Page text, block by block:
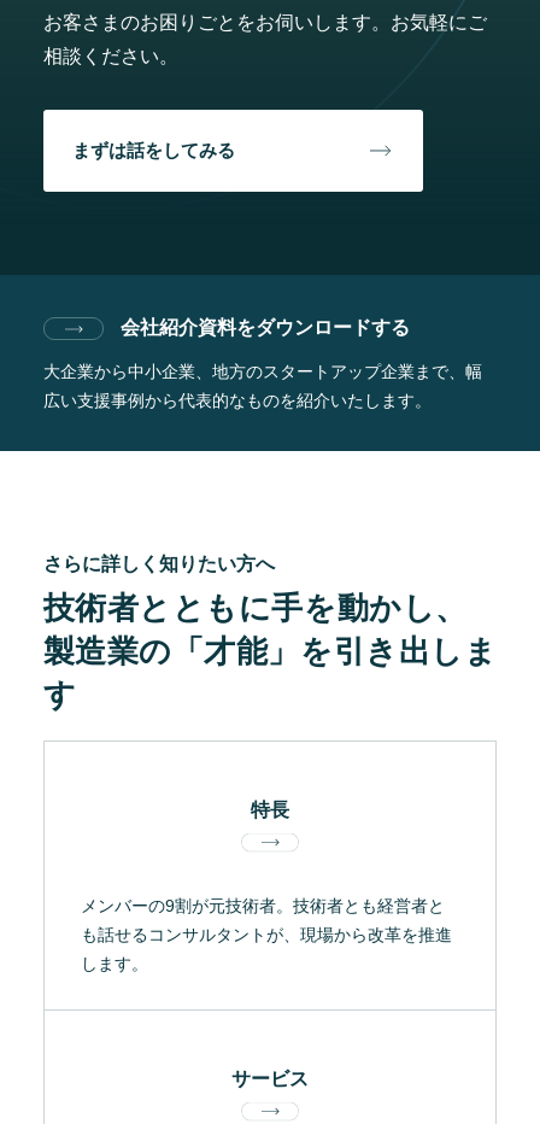
お客さまのお困りごとをお伺いします。お気軽にご
相談ください。
まずは話をしてみる
会社紹介資料をダウンロードする
大企業から中小企業、地方のスタートアップ企業まで、 幅
広い支援事例から代表的なものを紹介いたします。
さらに詳しく知りたい方へ
技術者とともに手を動かし、
製造業の「才能」を引き出しま
す
特長
メンバーの9割が元技術者。技術者とも経営者と
も話せるコンサルタントが、現場から改革を推進
します。
サービス